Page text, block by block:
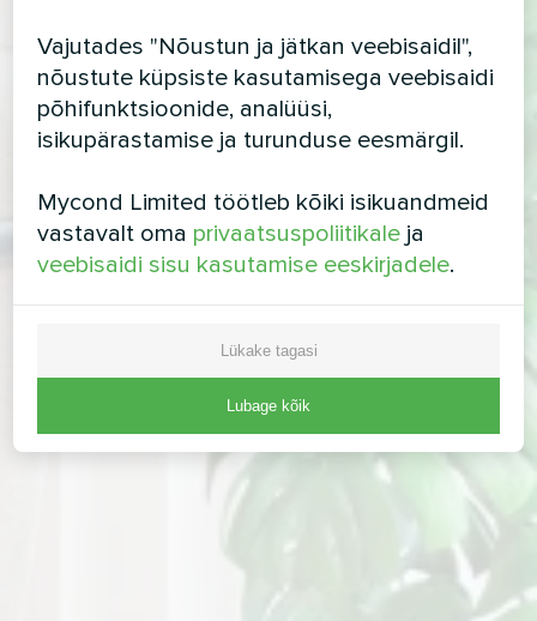
Vajutades "Nõustun ja jätkan veebisaidil",
nõustute küpsiste kasutamisega veebisaidi
põhifunktsioonide, analüüsi,
isikupärastamise ja turunduse eesmärgil.
Mycond Limited töötleb kõiki isikuandmeid
vastavalt oma privaatsuspoliitikale ja
veebisaidi sisu kasutamise eeskirjadele.
Lükake tagasi
Lubage kõik